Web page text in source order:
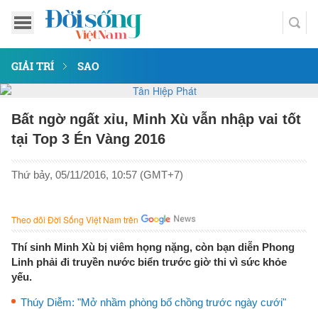
GIẢI TRÍ SAO
Bất ngờ ngất xỉu, Minh Xù vẫn nhập vai tốt
tại Top 3 Én Vàng 2016
Thứ bảy, 05/11/2016, 10:57 (GMT+7)
Theo dõi Đời Sống Việt Nam trên
Thí sinh Minh Xù bị viêm họng nặng, còn bạn diễn Phong
Linh phải đi truyền nước biển trước giờ thi vì sức khỏe
yếu.
Thúy Diễm: "Mở nhầm phòng bố chồng trước ngày cưới"